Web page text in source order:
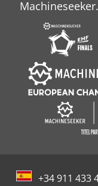
Schechtl Hbm 310
+34 911 433